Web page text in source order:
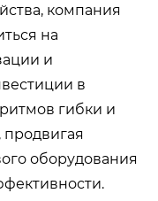
компания
на
и
в
гибки и
оборудования